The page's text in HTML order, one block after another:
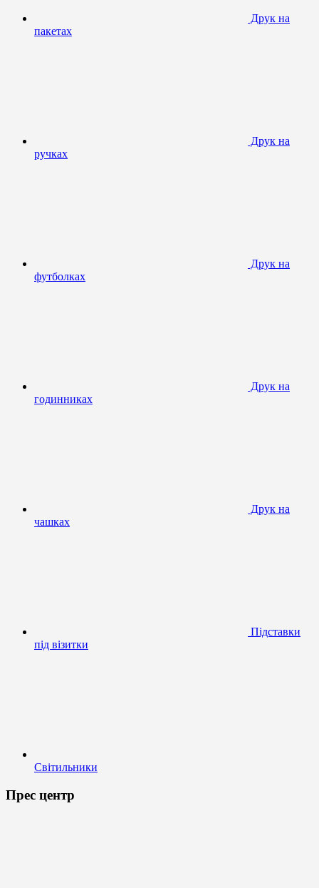
Друк на
пакетах
Друк на
ручках
Друк на
футболках
Друк на
годинниках
Друк на
чашках
Підставки
під візитки
Світильники
Прес центр